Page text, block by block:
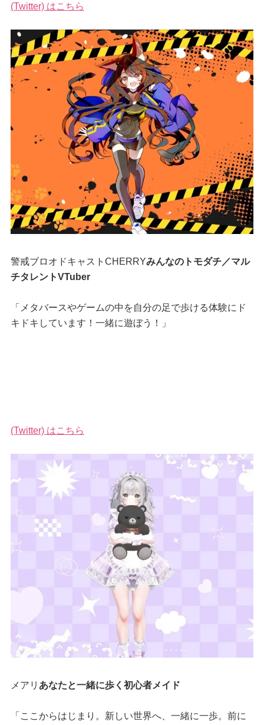
(Twitter) はこちら
警戒ブロオドキャストCHERRYみんなのトモダチ／マル
チタレントVTuber
「メタバースやゲームの中を自分の足で歩ける体験にド
キドキしています！一緒に遊ぼう！」
(Twitter) はこちら
メアリ あなたと一緒に歩く初心者メイド
「ここからはじまり。新しい世界へ、一緒に一歩。前に